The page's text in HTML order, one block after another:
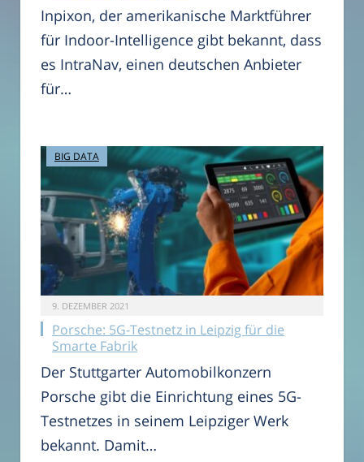
Inpixon, der amerikanische Marktführer
für Indoor-Intelligence gibt bekannt, dass
es IntraNav, einen deutschen Anbieter
für…
BIG DATA
9. DEZEMBER 2021
Porsche: 5G-Testnetz in Leipzig für die
Smarte Fabrik
Der Stuttgarter Automobilkonzern
Porsche gibt die Einrichtung eines 5G-
Testnetzes in seinem Leipziger Werk
bekannt. Damit…